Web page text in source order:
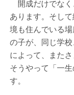
開成だけでなく
あります。そし
境も住んでいる
の子が、同じ学
によって、また
そうやって「一
す。